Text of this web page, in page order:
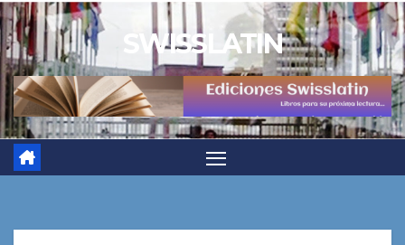
Saltar
al
contenido
SWISSLATIN